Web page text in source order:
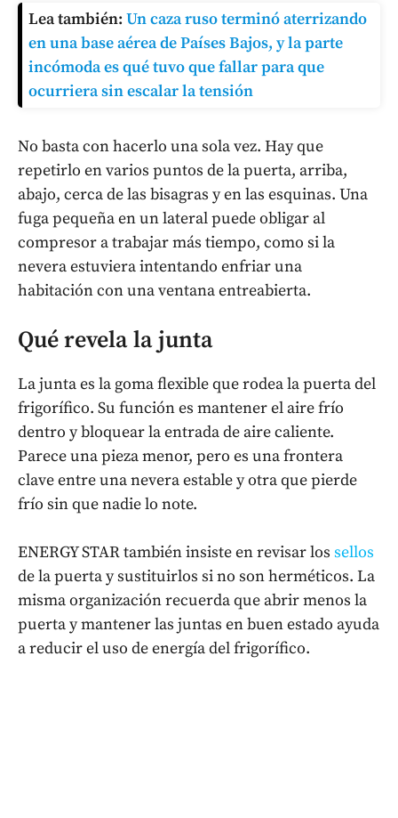
Lea también: Un caza ruso terminó aterrizando
en una base aérea de Países Bajos, y la parte
incómoda es qué tuvo que fallar para que
ocurriera sin escalar la tensión
No basta con hacerlo una sola vez. Hay que
repetirlo en varios puntos de la puerta, arriba,
abajo, cerca de las bisagras y en las esquinas. Una
fuga pequeña en un lateral puede obligar al
compresor a trabajar más tiempo, como si la
nevera estuviera intentando enfriar una
habitación con una ventana entreabierta.
Qué revela la junta
La junta es la goma flexible que rodea la puerta del
frigorífico. Su función es mantener el aire frío
dentro y bloquear la entrada de aire caliente.
Parece una pieza menor, pero es una frontera
clave entre una nevera estable y otra que pierde
frío sin que nadie lo note.
ENERGY STAR también insiste en revisar los sellos
de la puerta y sustituirlos si no son herméticos. La
misma organización recuerda que abrir menos la
puerta y mantener las juntas en buen estado ayuda
a reducir el uso de energía del frigorífico.